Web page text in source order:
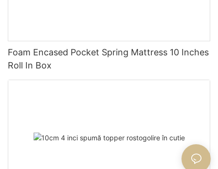
Foam Encased Pocket Spring Mattress 10 Inches
Roll In Box